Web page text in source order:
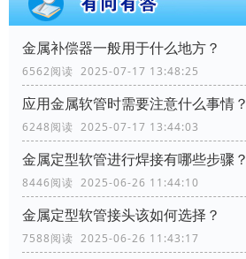
金属补偿器一般用于什么地方？
6562阅读 2025-07-17 13:48:25
应用金属软管时需要注意什么事情？
6248阅读 2025-07-17 13:44:03
金属定型软管进行焊接有哪些步骤？
8446阅读 2025-06-26 11:44:10
金属定型软管接头该如何选择？
7588阅读 2025-06-26 11:43:17